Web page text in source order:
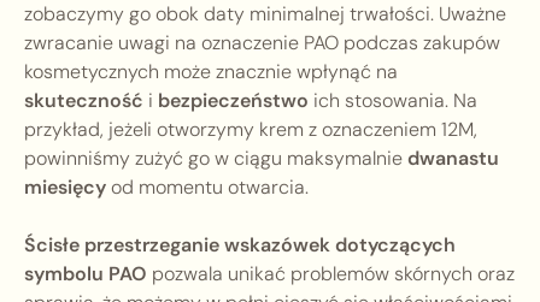
zobaczymy go obok daty minimalnej trwałości. Uważne
zwracanie uwagi na oznaczenie PAO podczas zakupów
kosmetycznych może znacznie wpłynąć na
skuteczność i bezpieczeństwo ich stosowania. Na
przykład, jeżeli otworzymy krem z oznaczeniem 12M,
powinniśmy zużyć go w ciągu maksymalniedwanastu
miesięcyod momentu otwarcia.
Ścisłe przestrzeganie wskazówek dotyczących
symbolu PAO pozwala unikać problemów skórnych oraz